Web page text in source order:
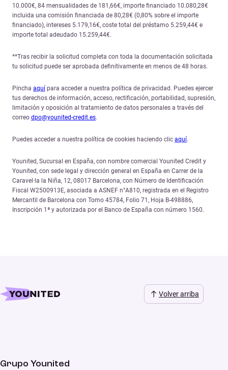
10.000€, 84 mensualidades de 181,66€, importe financiado 10.080,28€
incluida una comisión financiada de 80,28€ (0,80% sobre el importe
financiado), intereses 5.179,16€, coste total del préstamo 5.259,44€ e
importe total adeudado 15.259,44€.
**Tras recibir la solicitud completa con toda la documentación solicitada
tu solicitud puede ser aprobada definitivamente en menos de 48 horas.
Pincha aquí para acceder a nuestra política de privacidad. Puedes ejercer
tus derechos de información, acceso, rectificación, portabilidad, supresión,
limitación y oposición al tratamiento de datos personales a través del
correo dpo@younited-credit.es.
Puedes acceder a nuestra política de cookies haciendo clic aquí.
Younited, Sucursal en España, con nombre comercial Younited Credit y
Younited, con sede legal y dirección general en España en Carrer de la
Caravel·la la Niña, 12, 08017 Barcelona, con Número de Identificación
Fiscal W2500913E, asociada a ASNEF n°A810, registrada en el Registro
Mercantil de Barcelona con Tomo 45784, Folio 71, Hoja B-498886,
Inscripción 1ª y autorizada por el Banco de España con número 1560.
Volver arriba
Grupo Younited